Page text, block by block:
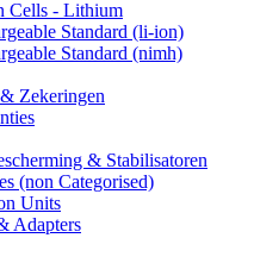
Cells - Lithium
Standard (li-ion)
Standard (nimh)
Zekeringen
& Stabilisatoren
(non Categorised)
Units
Adapters